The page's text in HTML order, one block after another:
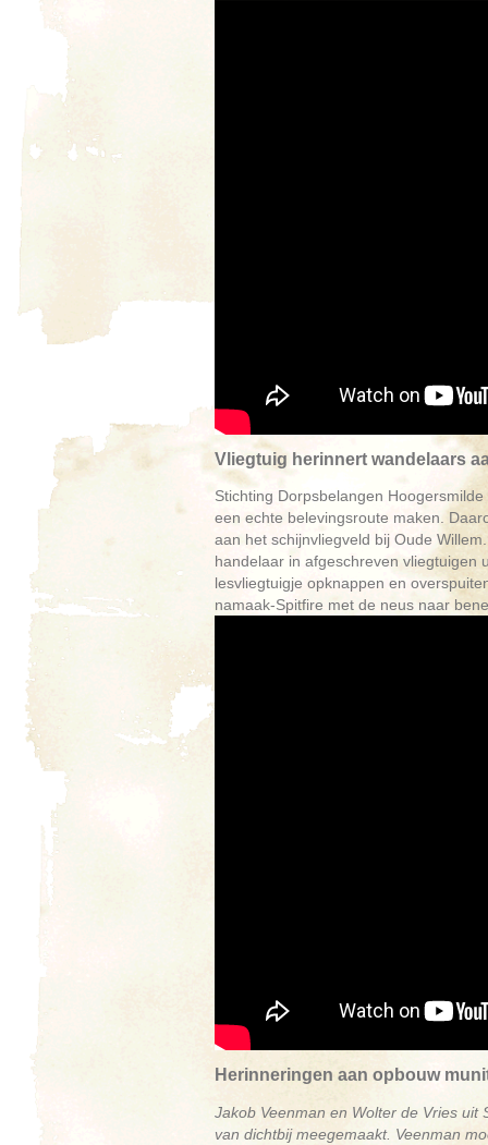
Vliegtuig herinnert wandelaars
Stichting Dorpsbelangen
een echte belevingsroute maken.
aan het schijnvliegveld bij Oude
handelaar in afgeschreven vliegtuigen
lesvliegtuigje opknappen en
namaak-Spitfire met de neus naar
Herinneringen aan opbouw
Jakob Veenman en Wolter de Vries
van dichtbij meegemaakt. Veenman